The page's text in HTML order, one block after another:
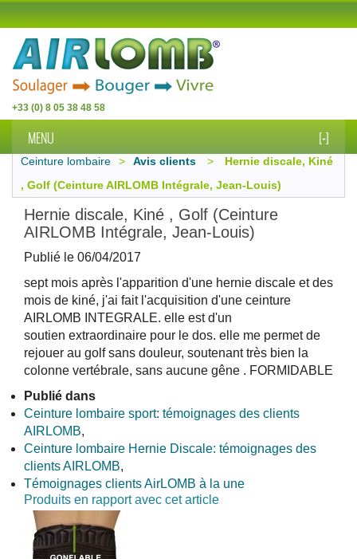
+33 (0) 8 05 38 48 58
MENU [+]
Ceinture lombaire > Avis clients >
Hernie discale, Kiné
, Golf (Ceinture AIRLOMB Intégrale, Jean-Louis)
Hernie discale, Kiné , Golf (Ceinture
AIRLOMB Intégrale, Jean-Louis)
Publié le 06/04/2017
sept mois après l'apparition d'une hernie discale et des
mois de kiné, j'ai fait l'acquisition d'une ceinture
AIRLOMB INTEGRALE. elle est d'un
soutien extraordinaire pour le dos. elle me permet de
rejouer au golf sans douleur, soutenant très bien la
colonne vertébrale, sans aucune gêne . FORMIDABLE
Publié dans
Ceinture lombaire sport: témoignages des clients
AIRLOMB,
Ceinture lombaire Hernie Discale: témoignages des
clients AIRLOMB,
Témoignages clients AirLOMB à la une
Produits en rapport avec cet article